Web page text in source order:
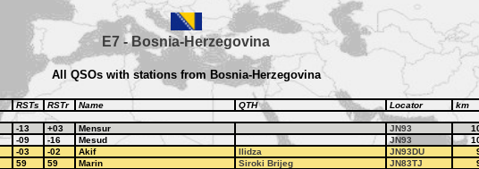
E7 - Bosnia-Herzegovina
All QSOs with stations from Bosnia-Herzegovina
RSTs RSTr Name QTH Locator km
-13 +03 Mensur JN93
-09 -16 Mesud JN93
-03 -02 Akif Ilidza JN93DU
59 59 Marin Siroki Brijeg JN83TJ